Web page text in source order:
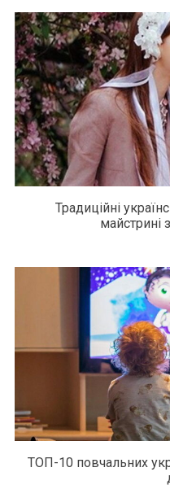
Традиційні
майстрині
ТОП-10 повчальних